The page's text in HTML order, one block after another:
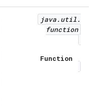
java.util.
function
Function